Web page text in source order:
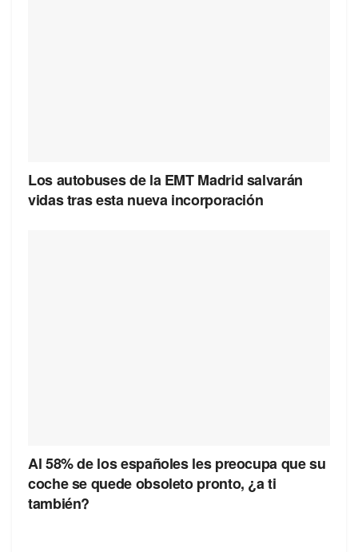
Los autobuses de la EMT Madrid salvarán
vidas tras esta nueva incorporación
Al 58% de los españoles les preocupa que su
coche se quede obsoleto pronto, ¿a ti
también?